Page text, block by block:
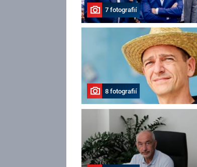
7 fotografií
8 fotografií